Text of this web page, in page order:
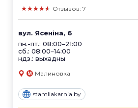
★★★★★ Отзывов: 7
вул. Ясеніна, 6
пн.-пт.: 08:00–21:00
сб.: 08:00–14:00
ндз.: выхадны
Малиновка
stamliakarnia.by